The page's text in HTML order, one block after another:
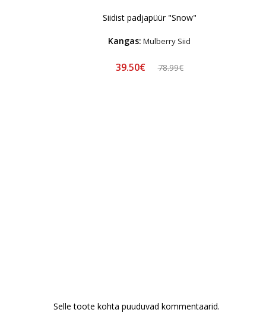
Siidist padjapüür "Snow"
Kangas: Mulberry Siid
39.50€ 78.99€
Selle toote kohta puuduvad kommentaarid.